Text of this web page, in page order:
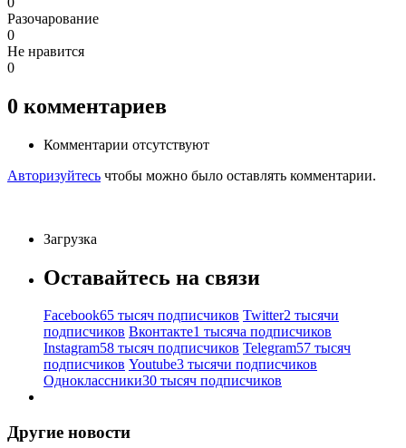
Разочарование
0
Не нравится
0
0 комментариев
Комментарии отсутствуют
Авторизуйтесь чтобы можно было оставлять комментарии.
Загрузка
Оставайтесь на связи
Facebook65 тысяч подписчиков Twitter2 тысячи
подписчиков Вконтакте1 тысяча подписчиков
Instagram58 тысяч подписчиков Telegram57 тысяч
подписчиков Youtube3 тысячи подписчиков
Одноклассники30 тысяч подписчиков
Другие новости